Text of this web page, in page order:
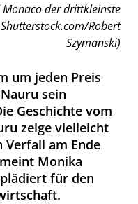
der drittkleinste
Robert
Szymanski)
um jeden Preis
sein
Geschichte vom
zeige vielleicht
Verfall am Ende
Monika
für den